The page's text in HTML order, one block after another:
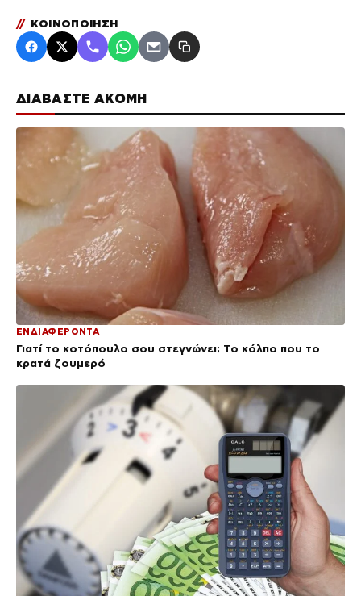
ΔΙΑΒΑΣΤΕ ΑΚΟΜΗ
ΕΝΔΙΑΦΕΡΟΝΤΑ
Γιατί το κοτόπουλο σου στεγνώνει; Το κόλπο που το
κρατά ζουμερό
// ΚΟΙΝΟΠΟΙΗΣΗ